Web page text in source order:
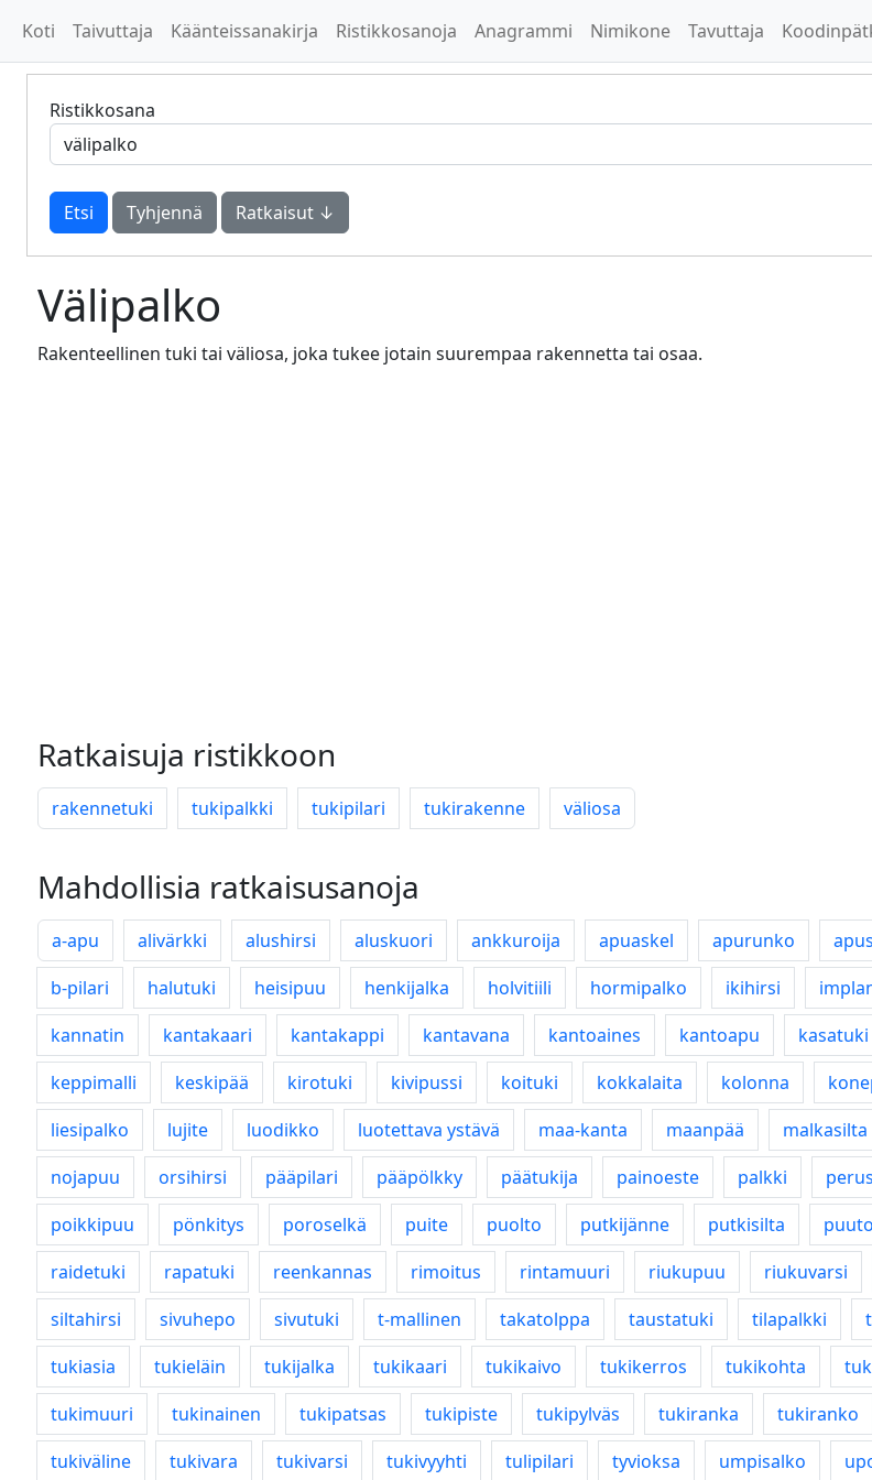
Koti Taivuttaja Käänteissanakirja Ristikkosanoja Anagrammi Nimikone Tavuttaja
Ristikkosana
Tyhjennä Ratkaisut ↓
Välipalko
Rakenteellinen tuki tai väliosa, joka tukee jotain suurempaa rakennetta tai osaa.
Ratkaisuja ristikkoon
rakennetuki tukipalkki tukipilari tukirakenne väliosa
Mahdollisia ratkaisusanoja
a-apu alivärkki alushirsi aluskuori ankkuroija apuaskel apurunko
b-pilari
halutuki heisipuu henkijalka holvitiili hormipalko ikihirsi
kannatin
kantakaari kantakappi kantavana kantoaines kantoapu kasatuki
keppimalli
keskipää kirotuki kivipussi koituki kokkalaita kolonna
liesipalko
lujite luodikko luotettava ystävä maa-kanta maanpää malkasilta
nojapuu
orsihirsi pääpilari pääpölkky päätukija painoeste palkki
poikkipuu
pönkitys poroselkä puite puolto putkijänne putkisilta
raidetuki
rapatuki reenkannas rimoitus rintamuuri riukupuu riukuvarsi
siltahirsi
sivuhepo sivutuki t-mallinen takatolppa taustatuki tilapalkki
tukiasia
tukieläin tukijalka tukikaari tukikaivo tukikerros tukikohta
tukimuuri
tukinainen tukipatsas tukipiste tukipylväs tukiranka tukiranko
tukiväline
tukivara tukivarsi tukivyyhti tulipilari tyvioksa umpisalko